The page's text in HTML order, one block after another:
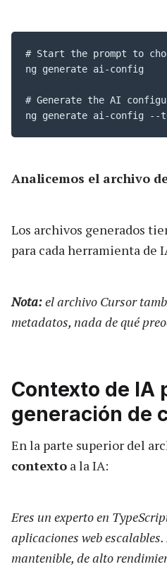
# Start the prompt to
ng generate ai-config
# Generate the AI
ng generate ai-config --
Analicemos el archivo
Los archivos generados
para cada herramienta de
Nota:el archivo Cursor
metadatos, nada de qué
Contexto de IA
generación de
En la parte superior del
contexto a la IA:
Eres un experto en
aplicaciones web
mantenible, de alto